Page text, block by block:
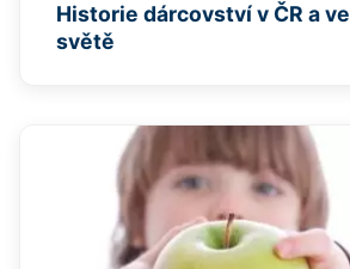
Historie dárcovství v ČR a ve
světě